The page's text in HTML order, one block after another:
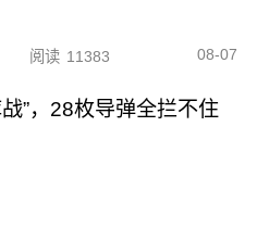
阅读 11383 08-07
”，28枚导弹全拦不住